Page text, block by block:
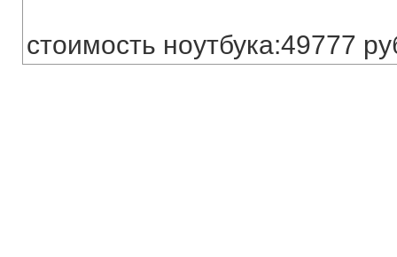
стоимость ноутбука:49777